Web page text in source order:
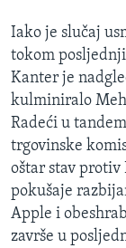
Iako je slučaj
tokom
Kanter je
kulminiralo
Radeći u
trgovinske
oštar stav protiv
pokušaje
Apple i
završe u